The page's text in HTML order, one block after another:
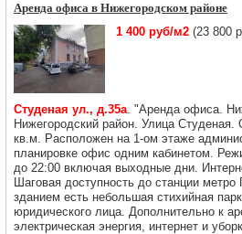
Аренда офиса в Нижегородском районе
1 400 руб/м2 (23 800
Студеная ул., д.35а. "Аренда офиса.
Нижегородский район. Улица
кв.м. Расположен на 1-ом этаже
планировке офис одним кабинетом.
до 22:00 включая выходные дни.
Шаговая доступность до станции метро
зданием есть небольшая стихийная
юридического лица. Дополнительно к
электрическая энергия, интернет и